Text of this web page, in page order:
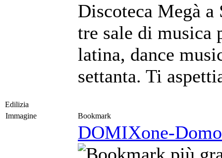
Discoteca Megà
tre sale di
latina, dance
settanta. Ti
Edilizia
Immagine
Bookmark
DOMIXone-